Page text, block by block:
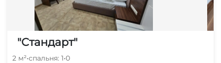
"Стандарт"
2 м²•спальня: 1•0